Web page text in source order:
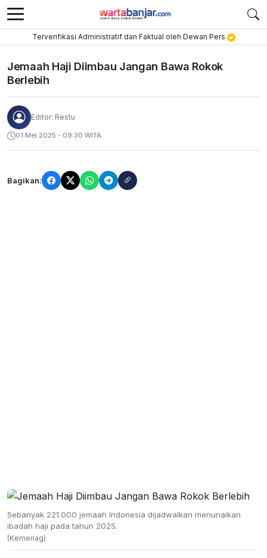
Terverifikasi Administratif dan Faktual oleh Dewan Pers
Jemaah Haji Diimbau Jangan Bawa Rokok
Berlebih
Editor: Restu
01 Mei 2025 - 09:30 WITA
Bagikan:
Sebanyak 221.000 jemaah Indonesia dijadwalkan menunaikan
ibadah haji pada tahun 2025.
(Kemenag)